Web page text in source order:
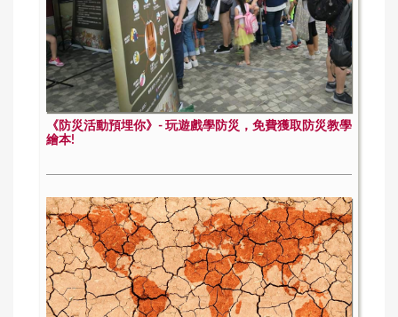
《防災活動預埋你》- 玩遊戲學防災，免費獲取防災教學
繪本!